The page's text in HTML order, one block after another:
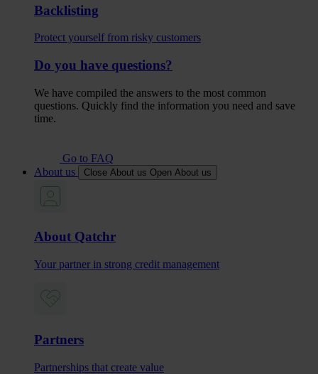
Backlisting
Protect yourself from risky customers
Do you have questions?
We have compiled the answers to the most common
questions. Quickly find the information you need and save
time.
Go to FAQ
About us
Close About us Open About us
About Qatchr
Your partner in strong credit management
Partners
Partnerships that create value